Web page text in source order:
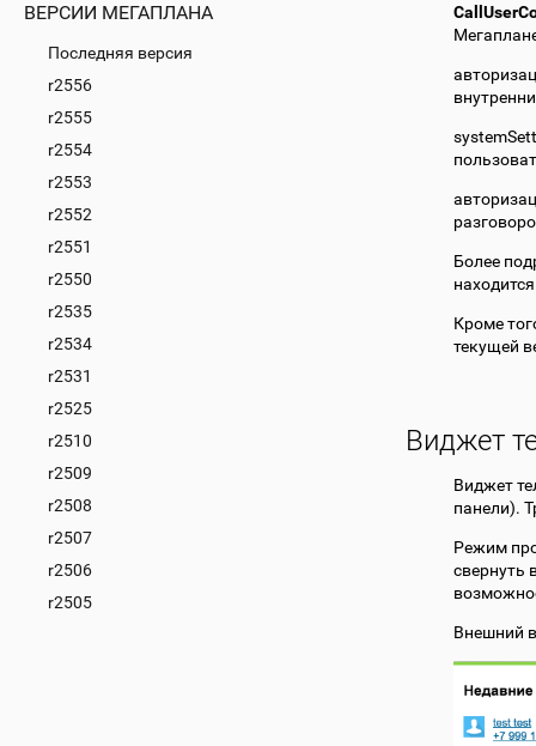
ВЕРСИИ МЕГАПЛАНА
Последняя версия
r2556
r2555
r2554
r2553
r2552
r2551
r2550
r2535
r2534
r2531
r2525
r2510
r2509
r2508
r2507
r2506
r2505
Более
Кроме
текущей
Виджет
Виджет
панели).
Режим
свернуть
Внешний